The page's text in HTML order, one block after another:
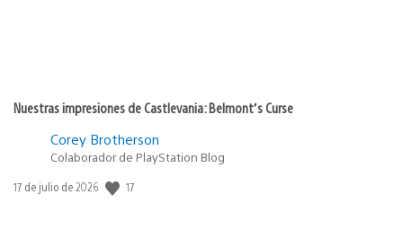
Nuestras impresiones de Castlevania: Belmont’s Curse
Corey Brotherson
Colaborador de PlayStation Blog
Fecha
17 de julio de 2026 17